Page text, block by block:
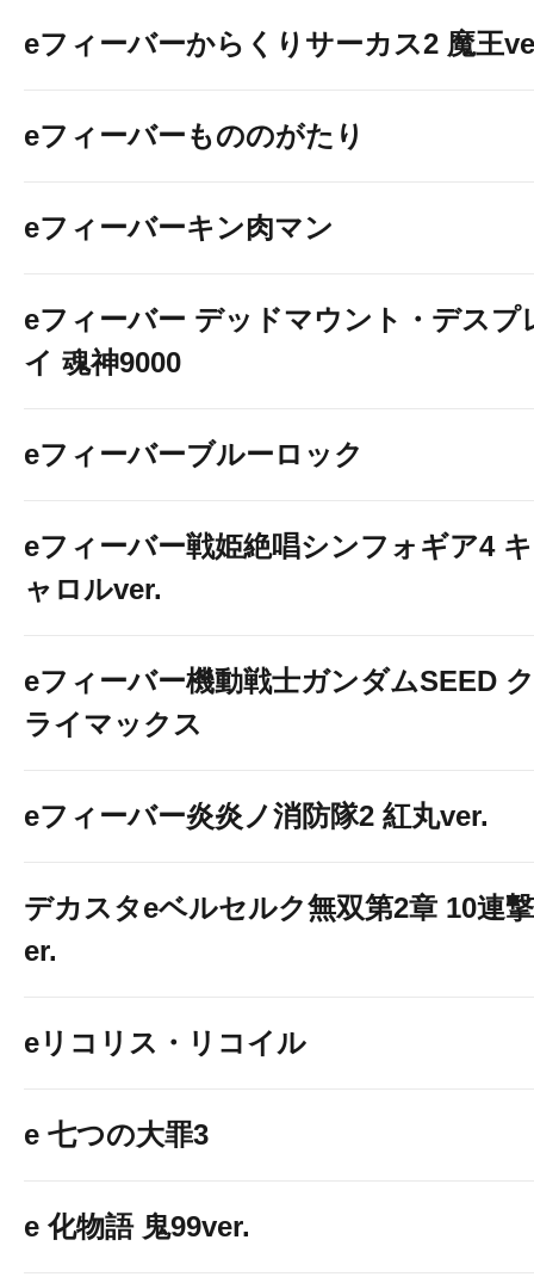
eフィーバーからくりサーカス2 魔王
eフィーバーもののがたり
eフィーバーキン肉マン
eフィーバー デッドマウント・デスプ
イ 魂神9000
eフィーバーブルーロック
eフィーバー戦姫絶唱シンフォギア4 キ
ャロルver.
eフィーバー機動戦士ガンダムSEED ク
ライマックス
eフィーバー炎炎ノ消防隊2 紅丸ver.
デカスタeベルセルク無双第2章 10連
er.
eリコリス・リコイル
e 七つの大罪3
e 化物語 鬼99ver.